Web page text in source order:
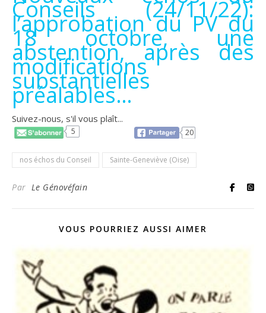
Conseils (24/11/22):
l’approbation du PV du
18 octobre, une
abstention, après des
modifications
substantielles
préalables…
Suivez-nous, s'il vous plaît...
5 20
nos échos du Conseil Sainte-Geneviève (Oise)
Par Le Génovéfain
VOUS POURRIEZ AUSSI AIMER